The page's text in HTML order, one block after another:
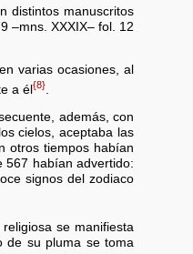
distintos manuscritos
–mns. XXXIX– fol. 12
varias ocasiones, al
a él {8}
además, con
cielos, aceptaba las
otros tiempos habían
567 habían advertido:
signos del zodiaco
se manifiesta
de su pluma se toma